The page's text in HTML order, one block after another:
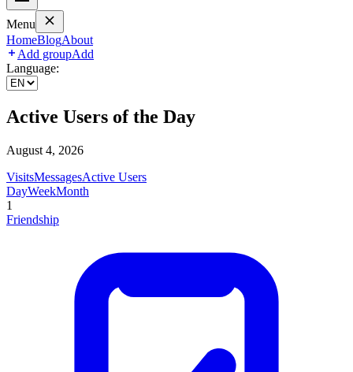
Menu
HomeBlogAbout
Add groupAdd
Language:
Active Users of the Day
August 4, 2026
VisitsMessagesActive Users
DayWeekMonth
1
Friendship